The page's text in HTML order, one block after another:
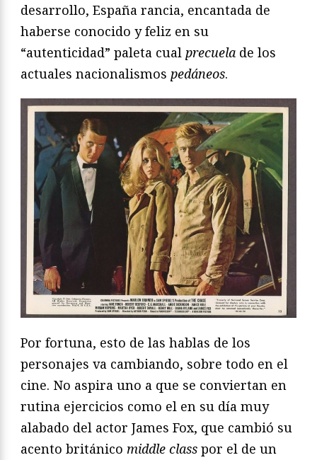
desarrollo, España rancia, encantada de
haberse conocido y feliz en su
“autenticidad” paleta cual precuela de los
actuales nacionalismos pedáneos.
Por fortuna, esto de las hablas de los
personajes va cambiando, sobre todo en el
cine. No aspira uno a que se conviertan en
rutina ejercicios como el en su día muy
alabado del actor James Fox, que cambió su
acento británico middle class por el de un